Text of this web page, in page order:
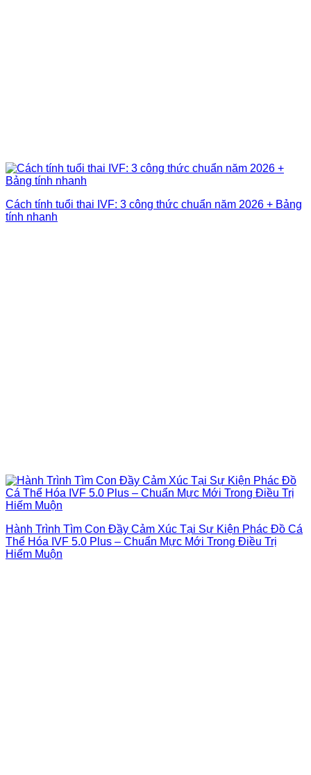
Cách tính tuổi thai IVF: 3 công thức chuẩn năm 2026 + Bảng
tính nhanh
Hành Trình Tìm Con Đầy Cảm Xúc Tại Sự Kiện Phác Đồ Cá
Thể Hóa IVF 5.0 Plus – Chuẩn Mực Mới Trong Điều Trị
Hiếm Muộn